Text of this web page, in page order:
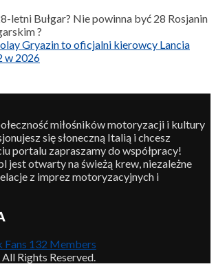
letni Bułgar? Nie powinna być 28 Rosjanin
?
Gryazin to oficjalni kierowcy Lancia
w 2026
miłośników motoryzacji i kultury
się słoneczną Italią i chcesz
portalu zapraszamy do współpracy!
jest otwarty na świeżą krew, niezależne
z imprez motoryzacyjnych i
Fans 132 Members
Rights Reserved.